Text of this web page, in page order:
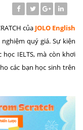
của JOLO English
quý giá. Sự kiện
IELTS, mà còn khơi
các bạn học sinh trên